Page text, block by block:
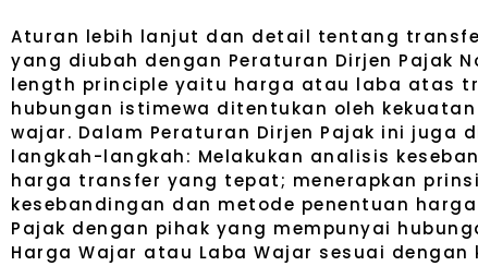
Aturan lebih lanjut dan detail tentang
yang diubah dengan Peraturan Dirjen Pajak
length principle yaitu harga atau laba atas
hubungan istimewa ditentukan oleh
wajar. Dalam Peraturan Dirjen Pajak ini juga
langkah-langkah: Melakukan analisis
harga transfer yang tepat; menerapkan
kesebandingan dan metode penentuan
Pajak dengan pihak yang mempunyai
Harga Wajar atau Laba Wajar sesuai